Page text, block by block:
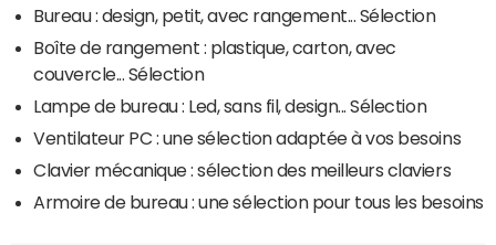
Bureau : design, petit, avec rangement... Sélection
Boîte de rangement : plastique, carton, avec
couvercle... Sélection
Lampe de bureau : Led, sans fil, design... Sélection
Ventilateur PC : une sélection adaptée à vos besoins
Clavier mécanique : sélection des meilleurs claviers
Armoire de bureau : une sélection pour tous les besoins